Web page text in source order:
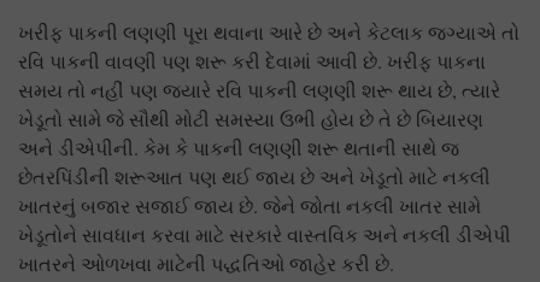
ખરીફ પાકની લણણી પૂરા થવાના આરે છે અને કેટલાક જગ્યાએ તો
રવિ પાકની વાવણી પણ શરૂ કરી દેવામાં આવી છે. ખરીફ પાકના
સમય તો નહીં પણ જ્યારે રવિ પાકની લણણી શરૂ થાય છે, ત્યારે
ખેડૂતો સામે જે સૌથી મોટી સમસ્યા ઉભી હોય છે તે છે બિયારણ
અને ડીએપીની. કેમ કે પાકની લણણી શરૂ થતાની સાથે જ
છેતરપિંડીની શરૂઆત પણ થઈ જાય છે અને ખેડૂતો માટે નકલી
ખાતરનું બજાર સજાઈ જાય છે. જેને જોતા નકલી ખાતર સામે
ખેડૂતોને સાવધાન કરવા માટે સરકારે વાસ્તવિક અને નકલી ડીએપી
ખાતરને ઓળખવા માટેની પદ્ધતિઓ જાહેર કરી છે.